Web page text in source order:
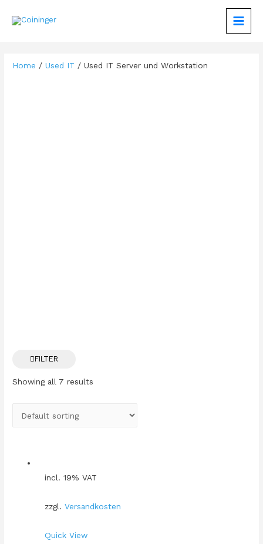
Inhalt
MAIN
Home /Used IT / Used IT Server und Workstation
FILTER
Showing all 7 results
incl. 19% VAT
zzgl. Versandkosten
Quick View